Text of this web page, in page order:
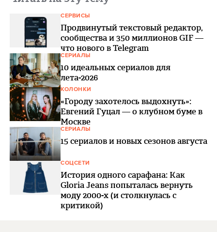
СЕРВИСЫ
Продвинутый текстовый редактор,
сообщества и 350 миллионов GIF —
что нового в Telegram
СЕРИАЛЫ
10 идеальных сериалов для
лета-2026
КОЛОНКИ
«Городу захотелось выдохнуть»:
Евгений Гуцал — о клубном буме в
Москве
СЕРИАЛЫ
15 сериалов и новых сезонов августа
СОЦСЕТИ
История одного сарафана: Как
Gloria Jeans попыталась вернуть
моду 2000-х (и столкнулась с
критикой)